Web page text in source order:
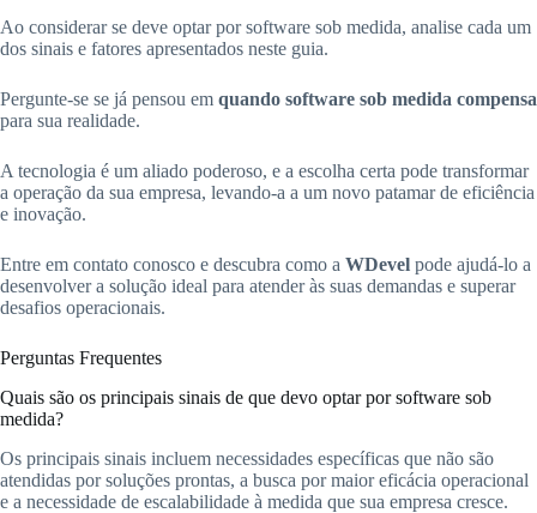
Ao considerar se deve optar por software sob medida, analise cada um
dos sinais e fatores apresentados neste guia.
Pergunte-se se já pensou em quando software sob medida compensa
para sua realidade.
A tecnologia é um aliado poderoso, e a escolha certa pode transformar
a operação da sua empresa, levando-a a um novo patamar de eficiência
e inovação.
Entre em contato conosco e descubra como a WDevel pode ajudá-lo a
desenvolver a solução ideal para atender às suas demandas e superar
desafios operacionais.
Perguntas Frequentes
Quais são os principais sinais de que devo optar por software sob
medida?
Os principais sinais incluem necessidades específicas que não são
atendidas por soluções prontas, a busca por maior eficácia operacional
e a necessidade de escalabilidade à medida que sua empresa cresce.